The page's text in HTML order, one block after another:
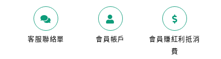
客服聯絡單 會員帳戶
會員賺紅利抵消
費